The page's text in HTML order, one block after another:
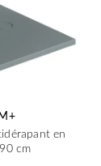
en
cm